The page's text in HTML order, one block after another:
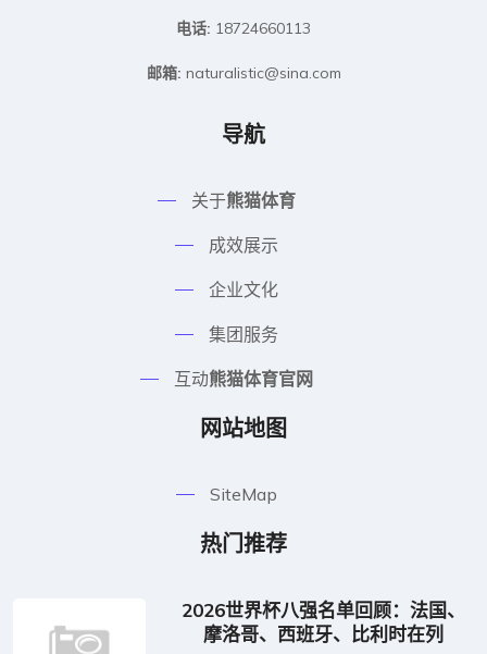
电话: 18724660113
邮箱: naturalistic@sina.com
导航
关于熊猫体育
成效展示
企业文化
集团服务
互动熊猫体育官网
网站地图
SiteMap
热门推荐
2026世界杯八强名单回顾：法国、
摩洛哥、西班牙、比利时在列